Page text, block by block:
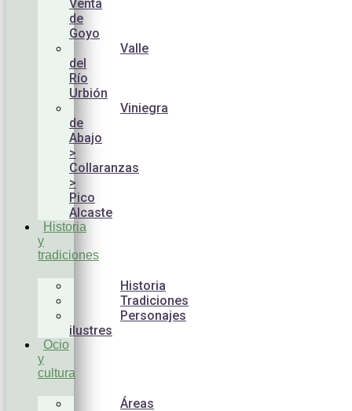
Venta
de
Goyo
Valle
del
Río
Urbión
Viniegra
de
Abajo
>
Collaranzas
>
Pico
Alcaste
Historia
y
tradiciones
Historia
Tradiciones
Personajes
ilustres
Ocio
y
cultura
Áreas